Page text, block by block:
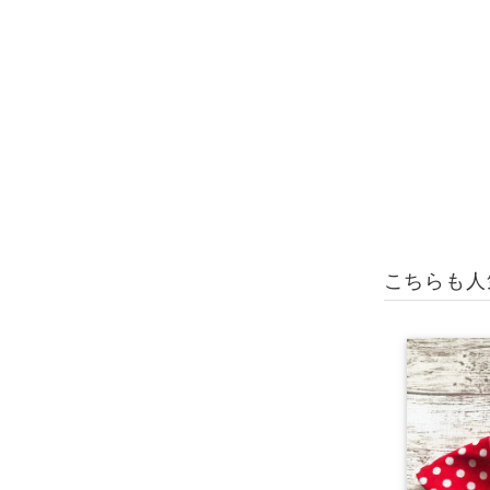
こちらも